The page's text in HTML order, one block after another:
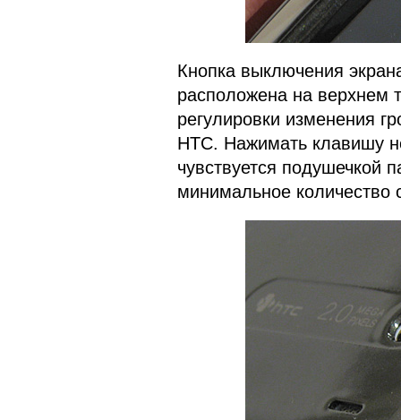
Кнопка выключения
расположена на верхнем
регулировки изменения
HTC. Нажимать клавишу
чувствуется подушечкой
минимальное количество